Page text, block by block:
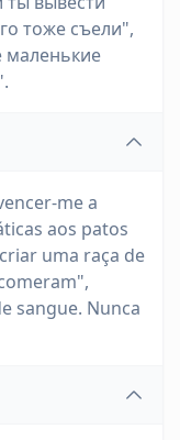
тоже съели",
me a
aos patos
uma raça de
sangue. Nunca